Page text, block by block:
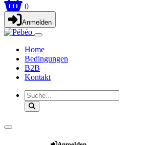
0
Anmelden
Home
Bedingungen
B2B
Kontakt